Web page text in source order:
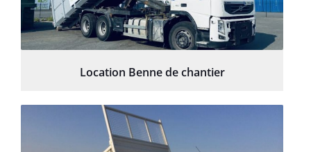
Location Benne de chantier